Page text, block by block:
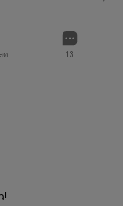
ด 13
!